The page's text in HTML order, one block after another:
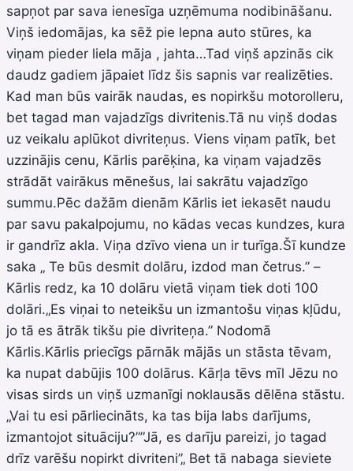
sapņot par sava ienesīga uzņēmuma nodibināšanu.
Viņš iedomājas, ka sēž pie lepna auto stūres, ka
viņam pieder liela māja , jahta…Tad viņš apzinās cik
daudz gadiem jāpaiet līdz šis sapnis var realizēties.
Kad man būs vairāk naudas, es nopirkšu motorolleru,
bet tagad man vajadzīgs divritenis.Tā nu viņš dodas
uz veikalu aplūkot divriteņus. Viens viņam patīk, bet
uzzinājis cenu, Kārlis parēķina, ka viņam vajadzēs
strādāt vairākus mēnešus, lai sakrātu vajadzīgo
summu.Pēc dažām dienām Kārlis iet iekasēt naudu
par savu pakalpojumu, no kādas vecas kundzes, kura
ir gandrīz akla. Viņa dzīvo viena un ir turīga.Šī kundze
saka „ Te būs desmit dolāru, izdod man četrus.” –
Kārlis redz, ka 10 dolāru vietā viņam tiek doti 100
dolāri.„Es viņai to neteikšu un izmantošu viņas kļūdu,
jo tā es ātrāk tikšu pie divriteņa.” Nodomā
Kārlis.Kārlis priecīgs pārnāk mājās un stāsta tēvam,
ka nupat dabūjis 100 dolārus. Kārļa tēvs mīl Jēzu no
visas sirds un viņš uzmanīgi noklausās dēlēna stāstu.
„Vai tu esi pārliecināts, ka tas bija labs darījums,
izmantojot situāciju?””Jā, es darīju pareizi, jo tagad
drīz varēšu nopirkt divriteni”„ Bet tā nabaga sieviete